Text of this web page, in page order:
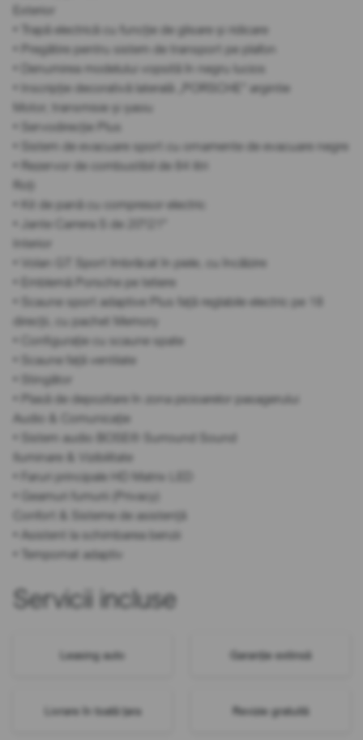
Exterior
• Trapă electrică cu funcție de glisare și ridicare
• Pregătire pentru sistem de transport pe plafon
• Denumirea modelului vopsită în negru lucios
• Inscripție decorativă laterală „PORSCHE” argintie
Motor, transmisie și șasiu
• Servodirecție Plus
• Sistem de evacuare sport cu ornamente de evacuare negre
• Rezervor de combustibil de 84 litri
Roți
• Kit de pană cu compresor electric
• Jante Carrera S de 20"/21"
Interior
• Volan GT Sport îmbrăcat în piele, cu încălzire
• Emblemă Porsche pe tetiere
• Scaune sport adaptive Plus față reglabile electric pe 18
direcții, cu pachet Memory
• Configurație cu scaune spate
• Scaune față ventilate
• Stingător
• Plasă de depozitare în zona picioarelor pasagerului
Audio & Comunicație
• Sistem audio BOSE® Surround Sound
Iluminare & Vizibilitate
• Faruri principale HD Matrix LED
• Geamuri fumurii (Privacy)
Confort & Sisteme de asistență
• Asistent la schimbarea benzii
• Tempomat adaptiv
Servicii incluse
Leasing auto Garanție extinsă
Livrare în toată țara Revizie gratuită